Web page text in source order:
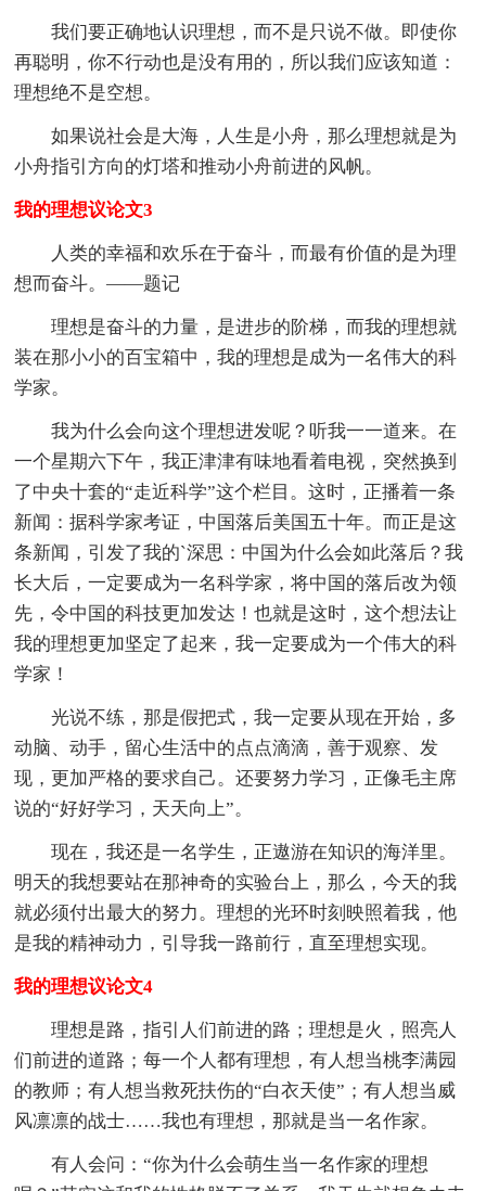
我们要正确地认识理想，而不是只说不做。即使你
再聪明，你不行动也是没有用的，所以我们应该知道：
理想绝不是空想。
如果说社会是大海，人生是小舟，那么理想就是为
小舟指引方向的灯塔和推动小舟前进的风帆。
我的理想议论文3
人类的幸福和欢乐在于奋斗，而最有价值的是为理
想而奋斗。——题记
理想是奋斗的力量，是进步的阶梯，而我的理想就
装在那小小的百宝箱中，我的理想是成为一名伟大的科
学家。
我为什么会向这个理想进发呢？听我一一道来。在
一个星期六下午，我正津津有味地看着电视，突然换到
了中央十套的“走近科学”这个栏目。这时，正播着一条
新闻：据科学家考证，中国落后美国五十年。而正是这
条新闻，引发了我的`深思：中国为什么会如此落后？我
长大后，一定要成为一名科学家，将中国的落后改为领
先，令中国的科技更加发达！也就是这时，这个想法让
我的理想更加坚定了起来，我一定要成为一个伟大的科
学家！
光说不练，那是假把式，我一定要从现在开始，多
动脑、动手，留心生活中的点点滴滴，善于观察、发
现，更加严格的要求自己。还要努力学习，正像毛主席
说的“好好学习，天天向上”。
现在，我还是一名学生，正遨游在知识的海洋里。
明天的我想要站在那神奇的实验台上，那么，今天的我
就必须付出最大的努力。理想的光环时刻映照着我，他
是我的精神动力，引导我一路前行，直至理想实现。
我的理想议论文4
理想是路，指引人们前进的路；理想是火，照亮人
们前进的道路；每一个人都有理想，有人想当桃李满园
的教师；有人想当救死扶伤的“白衣天使”；有人想当威
风凛凛的战士……我也有理想，那就是当一名作家。
有人会问：“你为什么会萌生当一名作家的理想